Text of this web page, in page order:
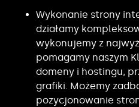
Wykonanie strony
działamy
wykonujemy z
pomagamy naszym
domeny i hostingu,
grafiki. Możemy
pozycjonowanie